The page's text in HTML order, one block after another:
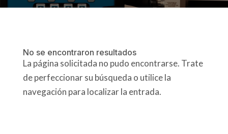
No se encontraron resultados
La página solicitada no pudo encontrarse. Trate
de perfeccionar su búsqueda o utilice la
navegación para localizar la entrada.